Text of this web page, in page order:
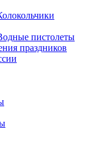
пистолеты
праздников